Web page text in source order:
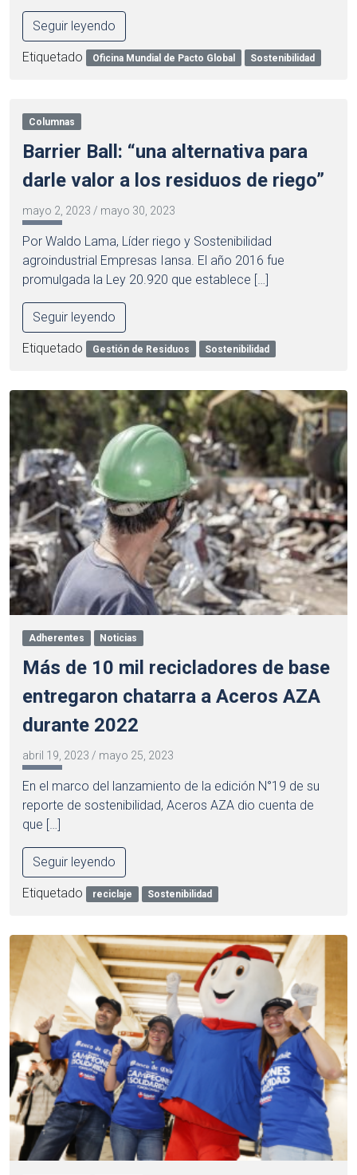
Seguir leyendo
Etiquetado Oficina Mundial de Pacto Global Sostenibilidad
Columnas
Barrier Ball: “una alternativa para
darle valor a los residuos de riego”
mayo 2, 2023 / mayo 30, 2023
Por Waldo Lama, Líder riego y Sostenibilidad
agroindustrial Empresas Iansa. El año 2016 fue
promulgada la Ley 20.920 que establece […]
Seguir leyendo
Etiquetado Gestión de Residuos Sostenibilidad
Adherentes Noticias
Más de 10 mil recicladores de base
entregaron chatarra a Aceros AZA
durante 2022
abril 19, 2023 / mayo 25, 2023
En el marco del lanzamiento de la edición N°19 de su
reporte de sostenibilidad, Aceros AZA dio cuenta de
que […]
Seguir leyendo
Etiquetado reciclaje Sostenibilidad